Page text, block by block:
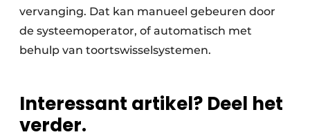
vervanging. Dat kan manueel gebeuren door
de systeemoperator, of automatisch met
behulp van ­toortswisselsystemen.
Interessant artikel? Deel het
verder.